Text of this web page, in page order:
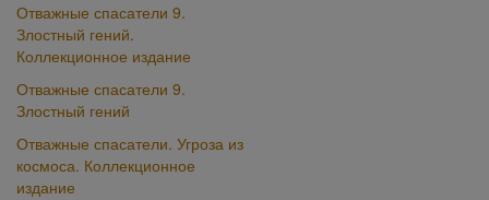
Отважные спасатели 9.
Злостный гений.
Коллекционное издание
Отважные спасатели 9.
Злостный гений
Отважные спасатели. Угроза из
космоса. Коллекционное
издание